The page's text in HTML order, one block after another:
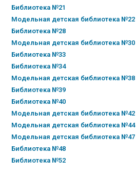
Библиотека №21
Модельная детская библиотека №22
Библиотека №28
Модельная детская библиотека №30
Библиотека №33
Библиотека №34
Модельная детская библиотека №38
Библиотека №39
Библиотека №40
Модельная детская библиотека №42
Модельная детская библиотека №44
Модельная детская библиотека №47
Библиотека №48
Библиотека №52